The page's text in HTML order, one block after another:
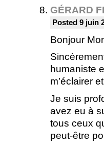
GÉRARD
Posted 9 juin
Bonjour
humaniste
m’éclairer
Je suis
avez eu à
tous ceux
peut-être